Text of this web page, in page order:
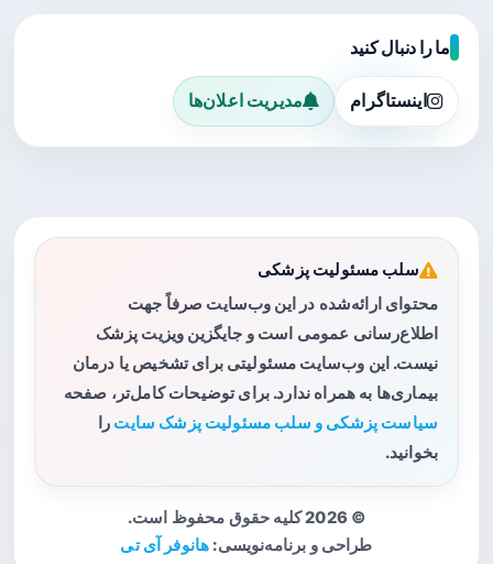
ما را دنبال کنید
اینستاگرام مدیریت اعلان‌ها
سلب مسئولیت پزشکی
محتوای ارائه‌شده در این وب‌سایت صرفاً جهت
اطلاع‌رسانی عمومی است و جایگزین ویزیت پزشک
نیست. این وب‌سایت مسئولیتی برای تشخیص یا درمان
بیماری‌ها به همراه ندارد. برای توضیحات کامل‌تر، صفحه
سیاست پزشکی و سلب مسئولیت پزشک سایت را
بخوانید.
© 2026 کلیه حقوق محفوظ است.
طراحی و برنامه‌نویسی: هانوفر آی تی